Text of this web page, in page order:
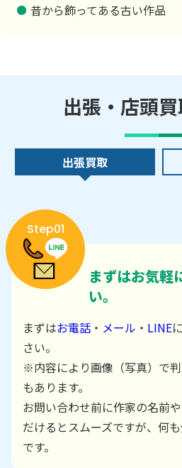
昔から飾ってある古い作品
出張・店頭
出張買取
Step01
まずはお気軽
い。
まずはお電話 ・ メール ・ LINE
さい。
※内容により画像（写真）で
もあります。
お問い合わせ前に作家の名前
だけるとスムーズですが、何
です。